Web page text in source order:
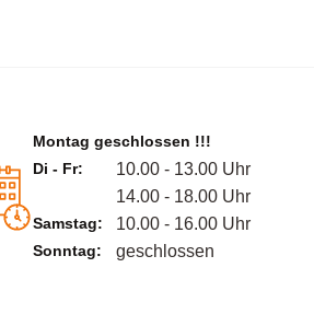
Montag geschlossen !!!
Di - Fr:
10.00 - 13.00 Uhr
14.00 - 18.00 Uhr
Samstag: 10.00 - 16.00 Uhr
Sonntag: geschlossen